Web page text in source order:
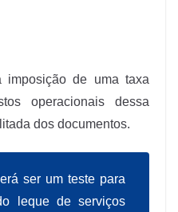
de uma taxa
operacionais dessa
dos documentos.
ser um teste para
leque de serviços